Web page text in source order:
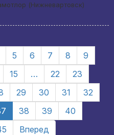
(Нижневартовск)
5 6 7 8
9
15 … 22
23
29 30 31
32
38 39
40
Вперед